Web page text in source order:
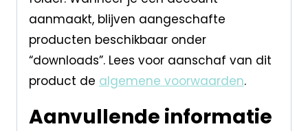
aanmaakt, blijven aangeschafte
producten beschikbaar onder
“downloads”. Lees voor aanschaf van dit
product de algemene voorwaarden.
Aanvullende informatie